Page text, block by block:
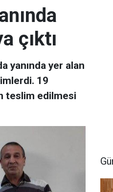
çıktı
yanında yer alan
19
teslim edilmesi